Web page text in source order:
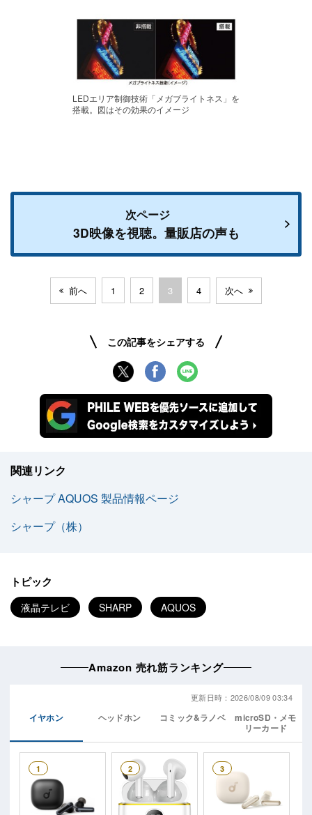
LEDエリア制御技術「メガブライトネス」を
搭載。図はその効果のイメージ
次ページ
3D映像を視聴。量販店の声も
前へ 1 2 3 4 次へ
この記事をシェアする
関連リンク
シャープ AQUOS 製品情報ページ
シャープ（株）
トピック
液晶テレビ SHARP AQUOS